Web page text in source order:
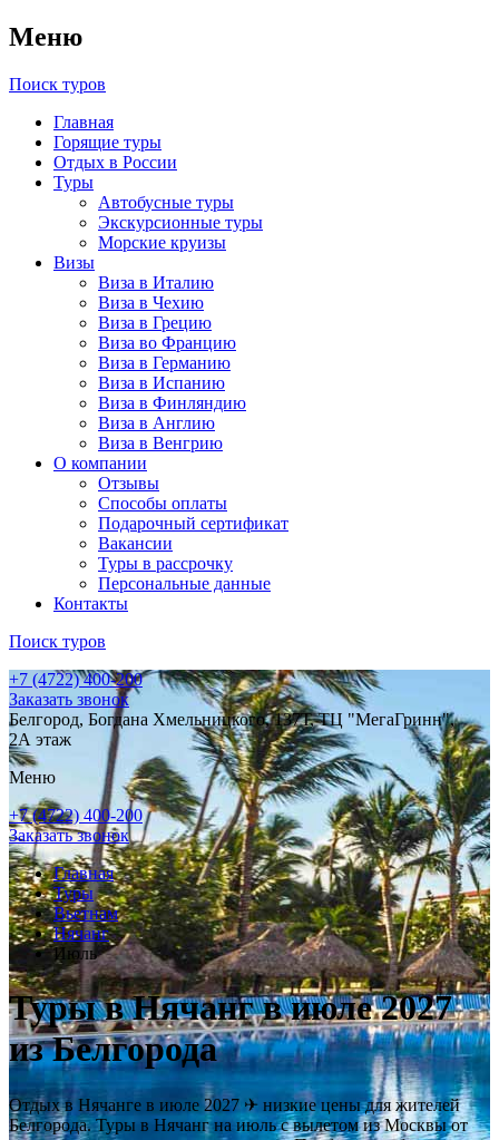
Меню
Поиск туров
Главная
Горящие туры
Отдых в России
Туры
Автобусные туры
Экскурсионные туры
Морские круизы
Визы
Виза в Италию
Виза в Чехию
Виза в Грецию
Виза во Францию
Виза в Германию
Виза в Испанию
Виза в Финляндию
Виза в Англию
Виза в Венгрию
О компании
Отзывы
Способы оплаты
Подарочный сертификат
Вакансии
Туры в рассрочку
Персональные данные
Контакты
Поиск туров
+7 (4722) 400-200
Заказать звонок
Белгород, Богдана Хмельницкого, 137Т, ТЦ "МегаГринн",
2А этаж
Меню
+7 (4722) 400-200
Заказать звонок
Главная
Туры
Вьетнам
Нячанг
Июль
Туры в Нячанг в июле 2027
из Белгорода
Отдых в Нячанге в июле 2027 ✈ низкие цены для жителей
Белгорода. Туры в Нячанг на июль с вылетом из Москвы от